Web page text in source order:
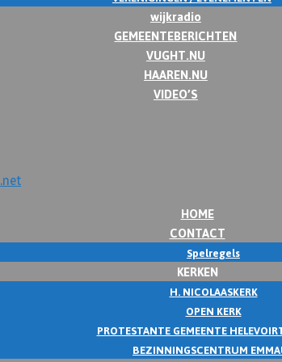
wijkradio
GEMEENTEBERICHTEN
VUGHT.NU
HAAREN.NU
VIDEO’S
HOME
CONTACT
Spelregels
KERKEN
H. NICOLAASKERK
OPEN KERK
PROTESTANTE GEMEENTE
BEZINNINGSCENTRUM